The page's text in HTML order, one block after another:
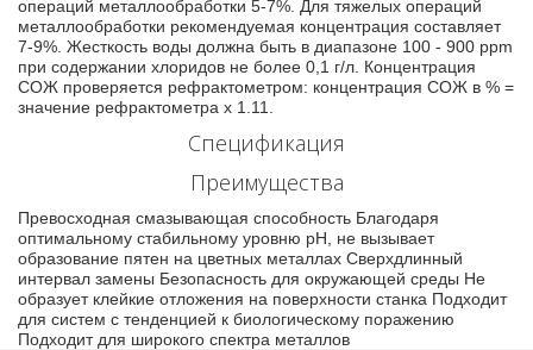
операций металлообработки 5-7%. Для тяжелых операций
металлообработки рекомендуемая концентрация составляет
7-9%. Жесткость воды должна быть в диапазоне 100 - 900 ppm
при содержании хлоридов не более 0,1 г/л. Концентрация
СОЖ проверяется рефрактометром: концентрация СОЖ в % =
значение рефрактометра x 1.11.
Спецификация
Преимущества
Превосходная смазывающая способность Благодаря
оптимальному стабильному уровню pH, не вызывает
образование пятен на цветных металлах Сверхдлинный
интервал замены Безопасность для окружающей среды Не
образует клейкие отложения на поверхности станка Подходит
для систем с тенденцией к биологическому поражению
Подходит для широкого спектра металлов